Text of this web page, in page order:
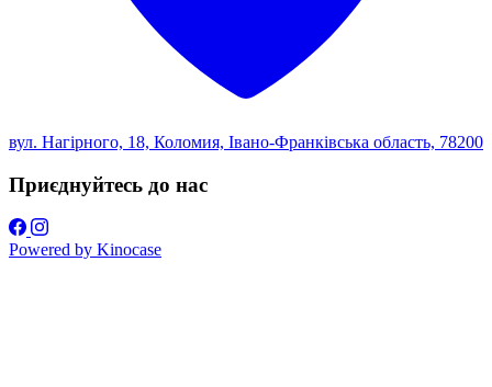
вул. Нагірного, 18, Коломия, Івано-Франківська область, 78200
Приєднуйтесь до нас
Powered by Kinocase